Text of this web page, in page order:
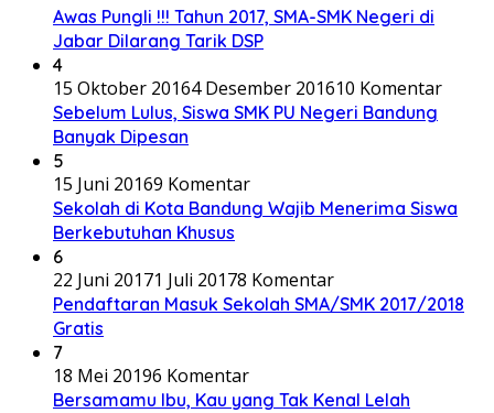
Awas Pungli !!! Tahun 2017, SMA-SMK Negeri di
Jabar Dilarang Tarik DSP
4
15 Oktober 20164 Desember 201610 Komentar
Sebelum Lulus, Siswa SMK PU Negeri Bandung
Banyak Dipesan
5
15 Juni 20169 Komentar
Sekolah di Kota Bandung Wajib Menerima Siswa
Berkebutuhan Khusus
6
22 Juni 20171 Juli 20178 Komentar
Pendaftaran Masuk Sekolah SMA/SMK 2017/2018
Gratis
7
18 Mei 20196 Komentar
Bersamamu Ibu, Kau yang Tak Kenal Lelah